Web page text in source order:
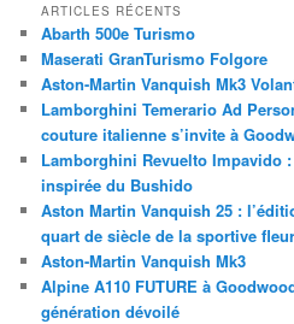
ARTICLES RÉCENTS
Abarth 500e Turismo
Maserati GranTurismo Folgore
Aston-Martin Vanquish Mk3
Lamborghini Temerario Ad
couture italienne s’invite à
Lamborghini Revuelto Impavido
inspirée du Bushido
Aston Martin Vanquish 25 :
quart de siècle de la sportive
Aston-Martin Vanquish Mk3
Alpine A110 FUTURE à
génération dévoilé